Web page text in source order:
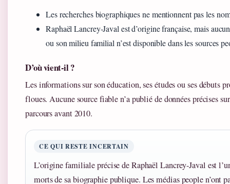
Les recherches biographiques ne mentionnent pas les
Raphaël Lancrey-Javal est d’origine française, mais
ou son milieu familial n’est disponible dans les sources
D’où vient-il ?
Les informations sur son éducation, ses études ou ses débuts
floues. Aucune source fiable n’a publié de données précises
parcours avant 2010.
CE QUI RESTE INCERTAIN
L’origine familiale précise de Raphaël Lancrey-Javal est
morts de sa biographie publique. Les médias people n’ont